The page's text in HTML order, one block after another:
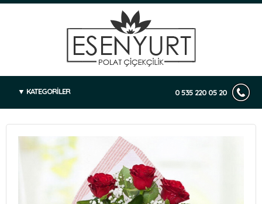
KATEGORİLER 0 535 220 05 20